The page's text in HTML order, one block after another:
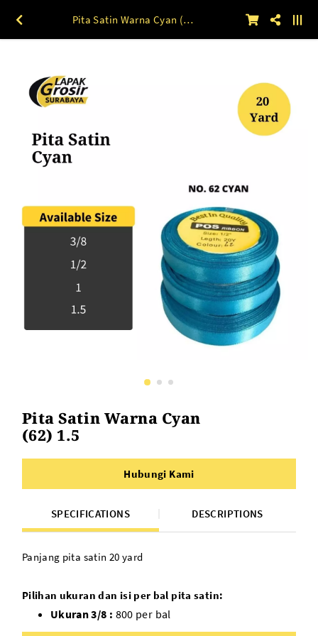
Pita Satin Warna Cyan (62) 1.5
Pita Satin Warna Cyan
(62) 1.5
Hubungi Kami
SPECIFICATIONS DESCRIPTIONS
Panjang pita satin 20 yard
Pilihan ukuran dan isi per bal pita satin:
Ukuran 3/8 : 800 per bal
Ukuran 1/2 :600 per bal